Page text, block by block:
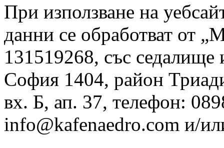
При използване на
данни се обработват от
131519268, със седалище
София 1404, район
вх. Б, ап. 37, телефон:
info@kafenaedro.com и/